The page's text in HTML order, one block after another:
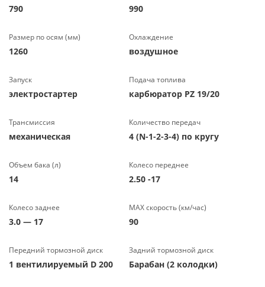
790 990
Размер по осям (мм)
1260
Охлаждение
воздушное
Запуск
электростартер
Подача топлива
карбюратор PZ 19/20
Трансмиссия
механическая
Количество передач
4 (N-1-2-3-4) по кругу
Объем бака (л)
14
Колесо переднее
2.50 -17
Колесо заднее
3.0 — 17
МАХ скорость (км/час)
90
Передний тормозной диск
1 вентилируемый D 200
Задний тормозной диск
Барабан (2 колодки)